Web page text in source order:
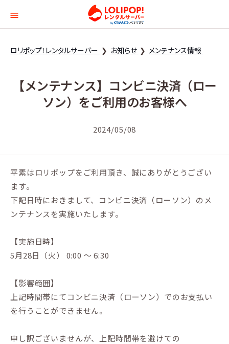
ロリポップ！レンタル
ロリポップ！レンタルサーバー お知らせ メンテナンス情報
【メンテナンス】コンビニ決済（ロー
ソン）をご利用のお客様へ
2024/05/08
平素はロリポップをご利用頂き、誠にありがとうござい
ます。
下記日時におきまして、コンビニ決済（ローソン）のメ
ンテナンスを実施いたします。
【実施日時】
5月28日（火） 0:00 ～ 6:30
【影響範囲】
上記時間帯にてコンビニ決済（ローソン）でのお支払い
を行うことができません。
申し訳ございませんが、上記時間帯を避けての